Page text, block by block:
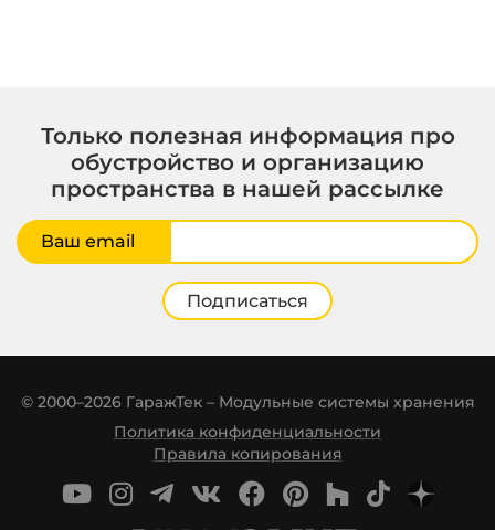
Только полезная информация про
обустройство и организацию
пространства в нашей рассылке
Ваш email
Подписаться
© 2000–2026 ГаражТек – Модульные системы хранения
Политика конфиденциальности
Правила копирования